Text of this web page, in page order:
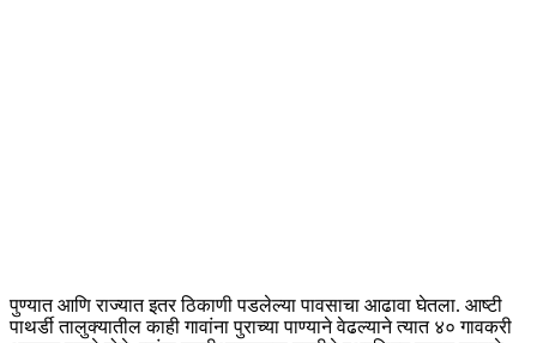
पुण्यात आणि राज्यात इतर ठिकाणी पडलेल्या पावसाचा आढावा घेतला. आष्टी
पाथर्डी तालुक्यातील काही गावांना पुराच्या पाण्याने वेढल्याने त्यात ४० गावकरी